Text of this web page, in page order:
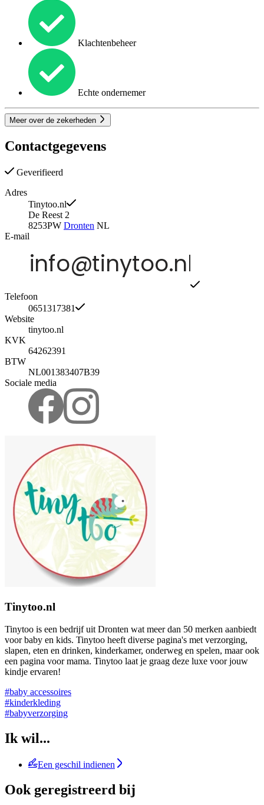
Klachtenbeheer
Echte ondernemer
Meer over de zekerheden
Contactgegevens
Geverifieerd
Adres
Tinytoo.nl
De Reest 2
8253PW Dronten NL
E-mail
Telefoon
0651317381
Website
tinytoo.nl
KVK
64262391
BTW
NL001383407B39
Sociale media
Tinytoo.nl
Tinytoo is een bedrijf uit Dronten wat meer dan 50 merken aanbiedt
voor baby en kids. Tinytoo heeft diverse pagina's met verzorging,
slapen, eten en drinken, kinderkamer, onderweg en spelen, maar ook
een pagina voor mama. Tinytoo laat je graag deze luxe voor jouw
kindje ervaren!
#baby accessoires
#kinderkleding
#babyverzorging
Ik wil...
Een geschil indienen
Ook geregistreerd bij